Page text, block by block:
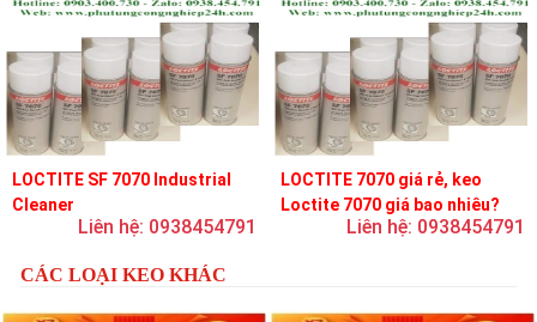
LOCTITE SF 7070 Industrial
Cleaner
Liên hệ: 0938454791
LOCTITE 7070 giá rẻ, keo
Loctite 7070 giá bao nhiêu?
Liên hệ: 0938454791
CÁC LOẠI KEO KHÁC